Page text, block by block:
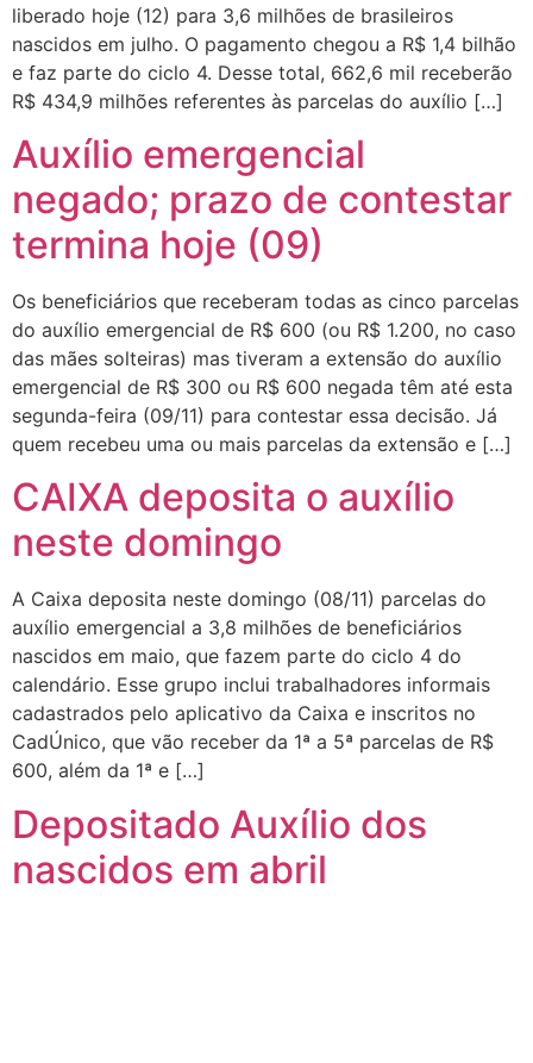
liberado hoje (12) para 3,6 milhões de brasileiros
nascidos em julho. O pagamento chegou a R$ 1,4 bilhão
e faz parte do ciclo 4. Desse total, 662,6 mil receberão
R$ 434,9 milhões referentes às parcelas do auxílio […]
Auxílio emergencial
negado; prazo de contestar
termina hoje (09)
Os beneficiários que receberam todas as cinco parcelas
do auxílio emergencial de R$ 600 (ou R$ 1.200, no caso
das mães solteiras) mas tiveram a extensão do auxílio
emergencial de R$ 300 ou R$ 600 negada têm até esta
segunda-feira (09/11) para contestar essa decisão. Já
quem recebeu uma ou mais parcelas da extensão e […]
CAIXA deposita o auxílio
neste domingo
A Caixa deposita neste domingo (08/11) parcelas do
auxílio emergencial a 3,8 milhões de beneficiários
nascidos em maio, que fazem parte do ciclo 4 do
calendário. Esse grupo inclui trabalhadores informais
cadastrados pelo aplicativo da Caixa e inscritos no
CadÚnico, que vão receber da 1ª a 5ª parcelas de R$
600, além da 1ª e […]
Depositado Auxílio dos
nascidos em abril